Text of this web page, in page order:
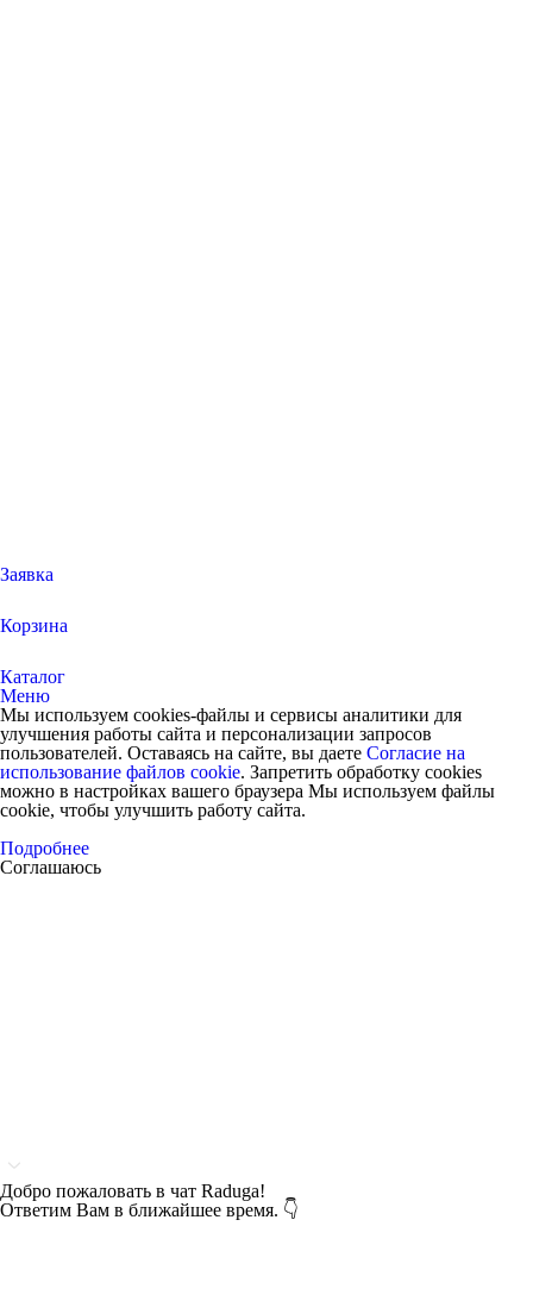
Заявка
Корзина
Каталог
Меню
Мы используем cookies-файлы и сервисы аналитики для
улучшения работы сайта и персонализации запросов
пользователей. Оставаясь на сайте, вы даете Согласие на
использование файлов cookie. Запретить обработку cookies
можно в настройках вашего браузера Мы используем файлы
cookie, чтобы улучшить работу сайта.
Подробнее
Соглашаюсь
Добро пожаловать в чат Raduga!
Ответим Вам в ближайшее время. 👇